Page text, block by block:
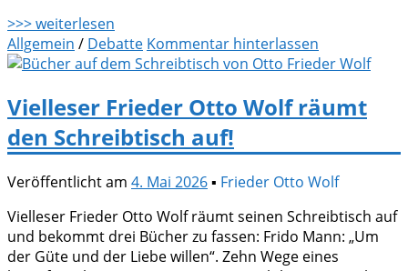
>>> weiterlesen
Allgemein / Debatte Kommentar hinterlassen
Vielleser Frieder Otto Wolf räumt
den Schreibtisch auf!
Veröffentlicht am 4. Mai 2026▪ Frieder Otto Wolf
Vielleser Frieder Otto Wolf räumt seinen Schreibtisch auf
und bekommt drei Bücher zu fassen: Frido Mann: „Um
der Güte und der Liebe willen“. Zehn Wege eines